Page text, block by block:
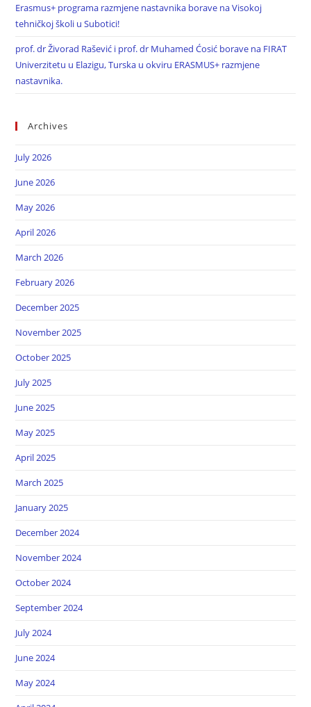
Erasmus+ programa razmjene nastavnika borave na Visokoj
tehničkoj školi u Subotici!
prof. dr Živorad Rašević i prof. dr Muhamed Ćosić borave na FIRAT
Univerzitetu u Elazigu, Turska u okviru ERASMUS+ razmjene
nastavnika.
Archives
July 2026
June 2026
May 2026
April 2026
March 2026
February 2026
December 2025
November 2025
October 2025
July 2025
June 2025
May 2025
April 2025
March 2025
January 2025
December 2024
November 2024
October 2024
September 2024
July 2024
June 2024
May 2024